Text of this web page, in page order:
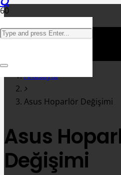
Anasayfa
Asus Hoparlör Değişimi
Asus
Değişimi